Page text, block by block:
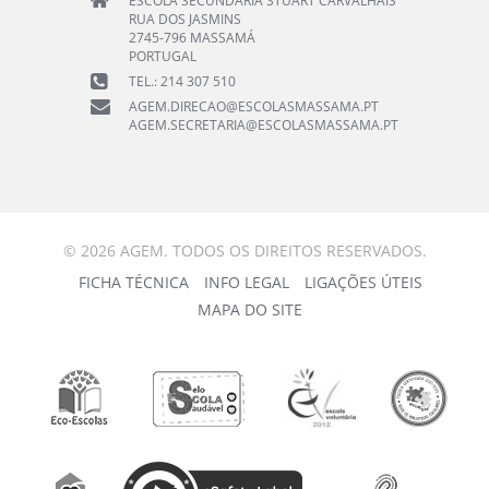
RUA DOS JASMINS
2745-796 MASSAMÁ
PORTUGAL
TEL.: 214 307 510
AGEM.DIRECAO@ESCOLASMASSAMA.PT
AGEM.SECRETARIA@ESCOLASMASSAMA.PT
© 2026 AGEM. TODOS OS DIREITOS RESERVADOS.
FICHA TÉCNICA
INFO LEGAL
LIGAÇÕES ÚTEIS
MAPA DO SITE